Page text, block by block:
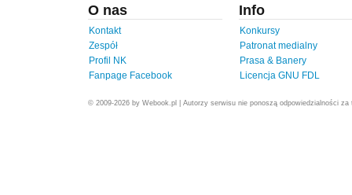
O nas
Kontakt
Zespół
Profil NK
Fanpage Facebook
Info
Konkursy
Patronat medialny
Prasa & Banery
Licencja GNU FDL
© 2009-2026 by Webook.pl | Autorzy serwisu nie ponoszą odpowiedzialności